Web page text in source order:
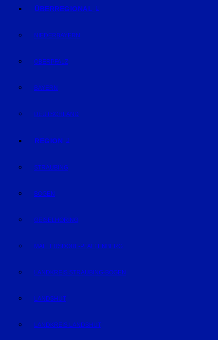
ÜBERREGIONAL
NIEDERBAYERN
OBERPFALZ
BAYERN
DEUTSCHLAND
REGION
STRAUBING
BOGEN
GEISELHÖRING
MALLERSDORF-PFAFFENBERG
LANDKREIS STRAUBING-BOGEN
LANDSHUT
LANDKREIS LANDSHUT